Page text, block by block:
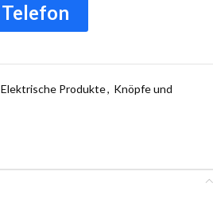
Telefon
Elektrische Produkte, Knöpfe und